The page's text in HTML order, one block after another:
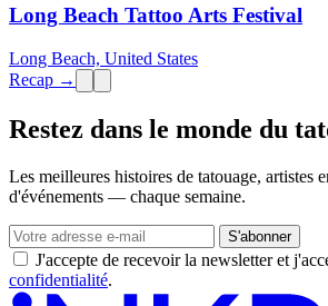
Long Beach Tattoo Arts Festival
Long Beach, United States
Recap →
Restez dans le monde du
Les meilleures histoires de tatouage, artistes
d'événements — chaque semaine.
S'abonner
J'accepte de recevoir la newsletter et
confidentialité.